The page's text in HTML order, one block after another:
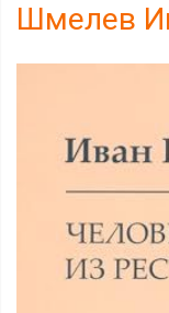
Шмелев